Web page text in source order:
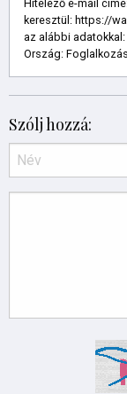
Hitelező e-mail
keresztül: https://
az alábbi
Ország:
Szólj hozzá: